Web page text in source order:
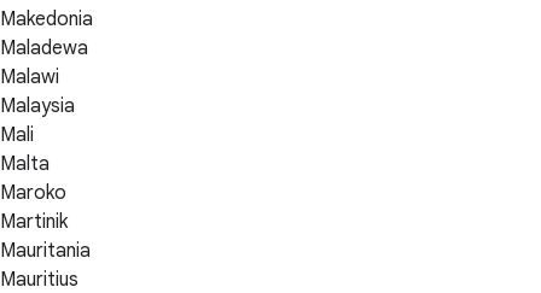
Makedonia
Maladewa
Malawi
Malaysia
Mali
Malta
Maroko
Martinik
Mauritania
Mauritius